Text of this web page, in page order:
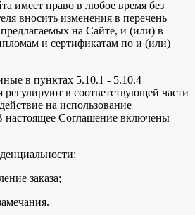
имеет право в любое время без
вносить изменения в перечень
на Сайте, и (или) в
и сертификатам по и (или)
в пунктах 5.10.1 - 5.10.4
в соответствующей части
на использование
настоящее Соглашение включены
заказа;